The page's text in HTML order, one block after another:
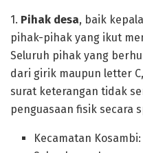
1. Pihak desa, baik
pihak-pihak yang ikut
Seluruh pihak yang
dari girik maupun letter
surat keterangan tidak
penguasaan fisik secara
Kecamatan